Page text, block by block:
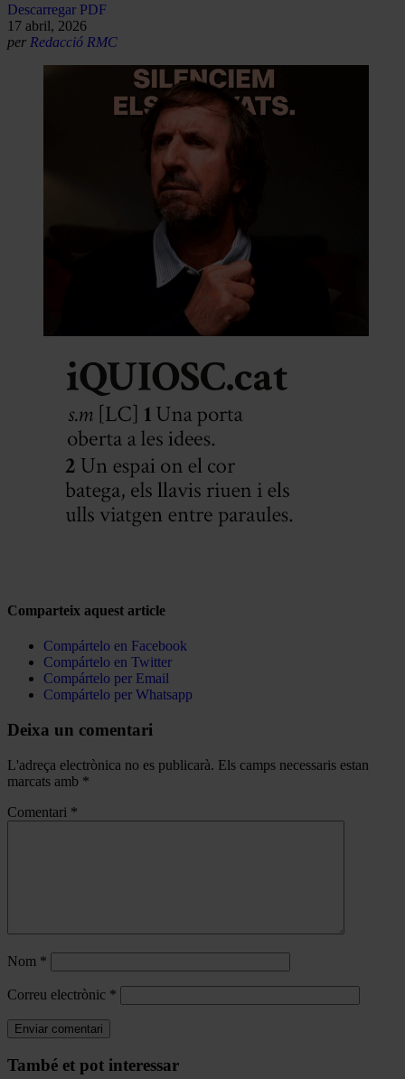
Descarregar PDF
17 abril, 2026
per Redacció RMC
Comparteix aquest article
Compártelo en Facebook
Compártelo en Twitter
Compártelo per Email
Compártelo per Whatsapp
Deixa un comentari
L'adreça electrònica no es publicarà. Els camps necessaris estan
marcats amb *
Comentari *
Nom *
Correu electrònic *
Navegar
També et pot interessar